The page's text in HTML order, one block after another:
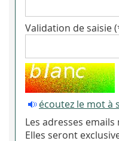
Validation de saisie
écoutez le mot à
Les adresses
Elles seront